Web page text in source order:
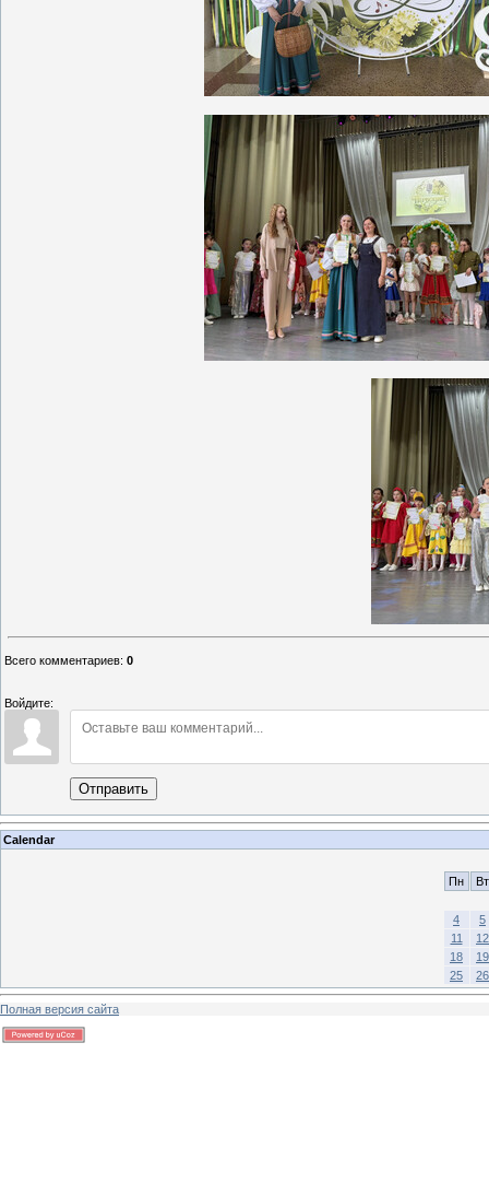
Всего комментариев: 0
Войдите:
Отправить
Calendar
Пн Вт
4
5
11
12
18
19
25
26
Полная версия сайта